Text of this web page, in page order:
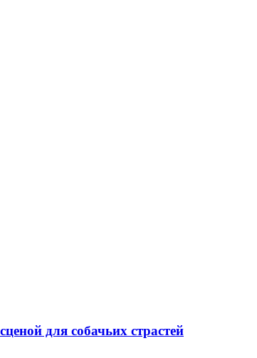
для собачьих страстей